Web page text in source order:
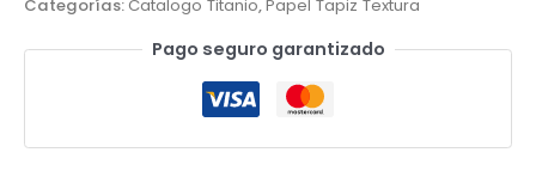
Categorías:Catalogo Titanio,Papel Tapiz Textura
Pago seguro garantizado